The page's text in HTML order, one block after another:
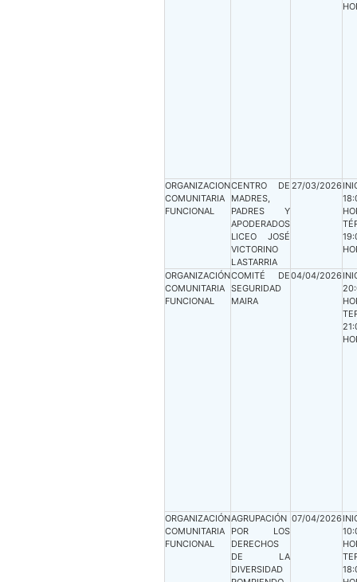
ORGANIZACION
COMUNITARIA
FUNCIONAL
CENTRO DE
MADRES,
PADRES Y
APODERADOS
LICEO JOSÉ
VICTORINO
LASTARRIA
27/03/2026
ORGANIZACIÓN
COMUNITARIA
FUNCIONAL
COMITÉ DE
SEGURIDAD
MAIRA
04/04/2026
ORGANIZACIÓN
COMUNITARIA
FUNCIONAL
AGRUPACIÓN
POR LOS
DERECHOS
DE LA
DIVERSIDAD
07/04/2026